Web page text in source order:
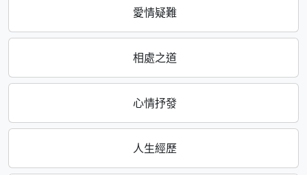
愛情疑難
相處之道
心情抒發
人生經歷